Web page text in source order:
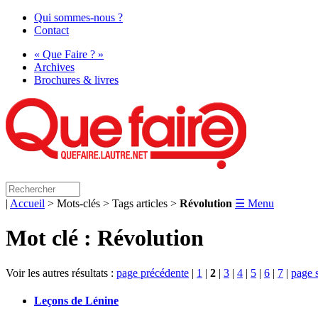
Qui sommes-nous ?
Contact
« Que Faire ? »
Archives
Brochures & livres
| Accueil > Mots-clés > Tags articles > Révolution ☰ Menu
Mot clé : Révolution
Voir les autres résultats : page précédente | 1 | 2 | 3 | 4 | 5 | 6 | 7 | page
Leçons de Lénine